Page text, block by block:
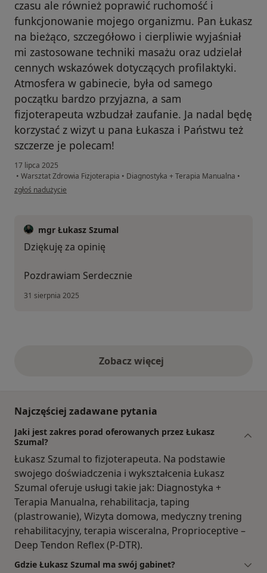
czasu ale również poprawić ruchomość i
funkcjonowanie mojego organizmu. Pan Łukasz
na bieżąco, szczegółowo i cierpliwie wyjaśniał
mi zastosowane techniki masażu oraz udzielał
cennych wskazówek dotyczących profilaktyki.
Atmosfera w gabinecie, była od samego
początku bardzo przyjazna, a sam
fizjoterapeuta wzbudzał zaufanie. Ja nadal będę
korzystać z wizyt u pana Łukasza i Państwu też
szczerze je polecam!
17 lipca 2025
• Warsztat Zdrowia Fizjoterapia • Diagnostyka + Terapia Manualna •
w opinii użytkownika Renata Zielińska
zgłoś nadużycie
mgr Łukasz Szumal
Dziękuję za opinię
Pozdrawiam Serdecznie
31 sierpnia 2025
Zobacz więcejopinie powyżej
Najczęściej zadawane pytania
Jaki jest zakres porad oferowanych przez Łukasz
Szumal?
Łukasz Szumal to fizjoterapeuta. Na podstawie
swojego doświadczenia i wykształcenia Łukasz
Szumal oferuje usługi takie jak: Diagnostyka +
Terapia Manualna, rehabilitacja, taping
(plastrowanie), Wizyta domowa, medyczny trening
rehabilitacyjny, terapia wisceralna, Proprioceptive –
Deep Tendon Reflex (P-DTR).
Gdzie Łukasz Szumal ma swój gabinet?